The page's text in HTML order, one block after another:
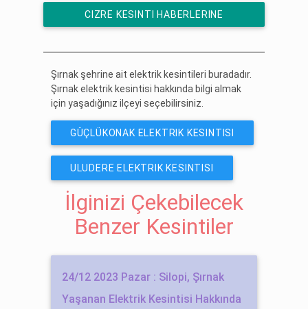
CIZRE KESINTI HABERLERINE
Şırnak şehrine ait elektrik kesintileri buradadır.
Şırnak elektrik kesintisi hakkında bilgi almak
için yaşadığınız ilçeyi seçebilirsiniz.
GÜÇLÜKONAK ELEKTRIK KESINTISI
ULUDERE ELEKTRIK KESINTISI
İlginizi Çekebilecek
Benzer Kesintiler
24/12 2023 Pazar : Silopi, Şırnak
Yaşanan Elektrik Kesintisi Hakkında